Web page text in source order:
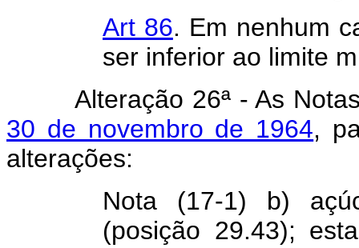
Art 86. Em nenhum
ser inferior ao limite
Alteração 26ª - As
30 de novembro de 1964,
alterações:
Nota (17-1) b)
(posição 29.43);